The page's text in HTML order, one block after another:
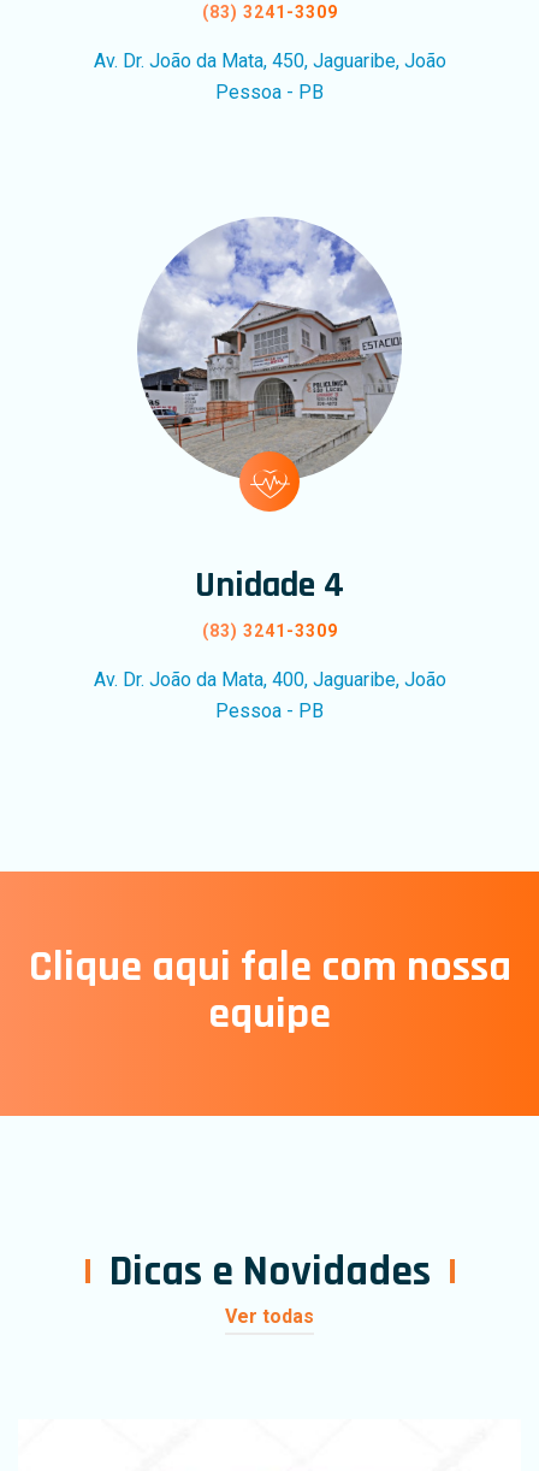
(83) 3241-3309
Av. Dr. João da Mata, 450, Jaguaribe, João
Pessoa - PB
Unidade 4
(83) 3241-3309
Av. Dr. João da Mata, 400, Jaguaribe, João
Pessoa - PB
Clique aqui fale com nossa
equipe
Dicas e Novidades
Ver todas